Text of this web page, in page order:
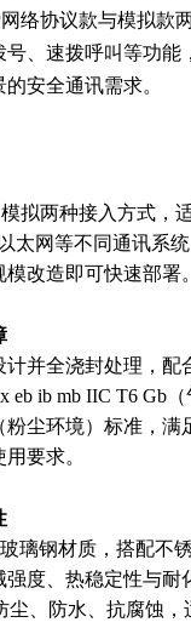
网络协议款与模拟款
、速拨呼叫等功能
安全通讯需求。
拟两种接入方式，
太网等不同通讯系
改造即可快速部署。
计并全浇封处理，配
eb ib mb IIC T6 Gb（
粉尘环境）标准，满
要求。
璃钢材质，搭配不
度、热稳定性与耐
尘、防水、抗腐蚀，